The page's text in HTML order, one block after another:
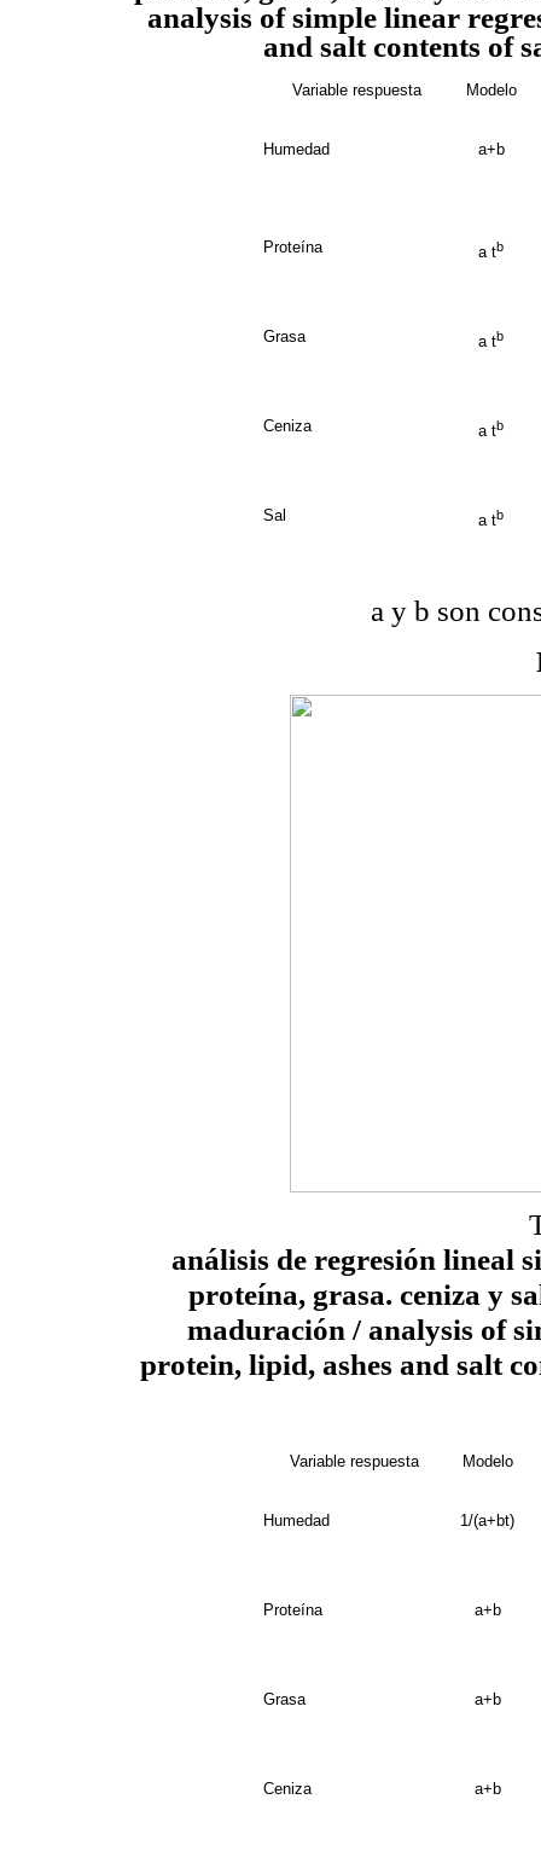
analysis of simple linear
and salt contents of
Variable respuesta Modelo
Humedad a+b
Proteína a tb
Grasa a tb
Ceniza a tb
Sal a tb
a y b son
análisis de regresión lineal
proteína, grasa. ceniza y
maduración / analysis of
protein, lipid, ashes and salt
Variable respuesta Modelo
Humedad 1/(a+bt)
Proteína a+b
Grasa a+b
Ceniza a+b